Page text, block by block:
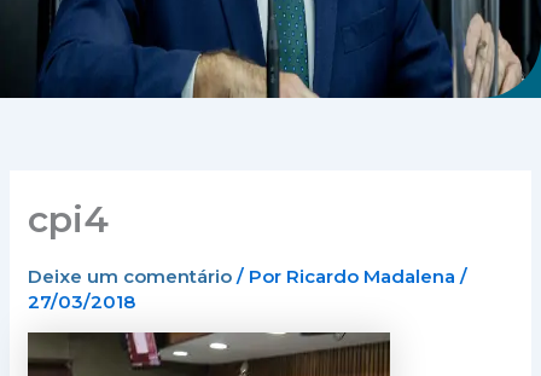
cpi4
Deixe um comentário / Por Ricardo Madalena/
27/03/2018